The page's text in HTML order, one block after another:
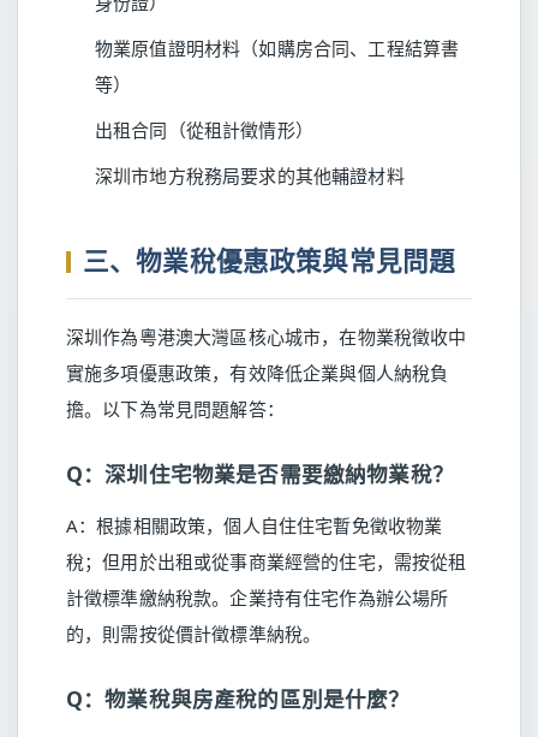
物業原值證明材料（如購房合同、工程結算書
等）
出租合同（從租計徵情形）
深圳市地方稅務局要求的其他輔證材料
三、物業稅優惠政策與常見問題
深圳作為粵港澳大灣區核心城市，在物業稅徵收中
實施多項優惠政策，有效降低企業與個人納稅負
擔。以下為常見問題解答：
Q：深圳住宅物業是否需要繳納物業稅？
A：根據相關政策，個人自住住宅暫免徵收物業
稅；但用於出租或從事商業經營的住宅，需按從租
計徵標準繳納稅款。企業持有住宅作為辦公場所
的，則需按從價計徵標準納稅。
Q：物業稅與房產稅的區別是什麼？